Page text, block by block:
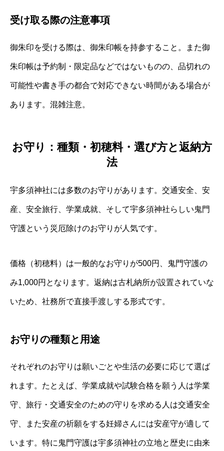
受け取る際の注意事項
御朱印を受ける際は、御朱印帳を持参すること。また御
朱印帳は予約制・限定品などではないものの、品切れの
可能性や書き手の都合で対応できない時間がある場合が
あります。混雑注意。
お守り：種類・初穂料・選び方と返納方
法
宇多須神社には多数のお守りがあります。交通安全、安
産、安全旅行、学業成就、そして宇多須神社らしい鬼門
守護という災厄除けのお守りが人気です。
価格（初穂料）は一般的なお守りが500円、鬼門守護の
み1,000円となります。返納は古札納所が設置されていな
いため、社務所で直接手渡しする形式です。
お守りの種類と用途
それぞれのお守りは願いごとや生活の必要に応じて選ば
れます。たとえば、学業成就や試験合格を願う人は学業
守、旅行・交通安全のための守りを求める人は交通安全
守、また安産の祈願をする妊婦さんには安産守が適して
います。特に鬼門守護は宇多須神社の立地と歴史に由来